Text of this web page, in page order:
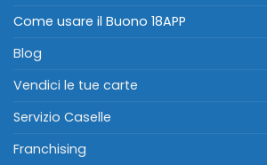
Come usare il Buono 18APP
Blog
Vendici le tue carte
Servizio Caselle
Franchising